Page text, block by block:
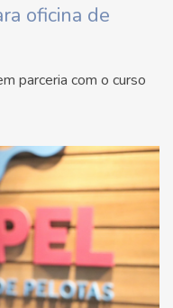
oficina de
parceria com o curso